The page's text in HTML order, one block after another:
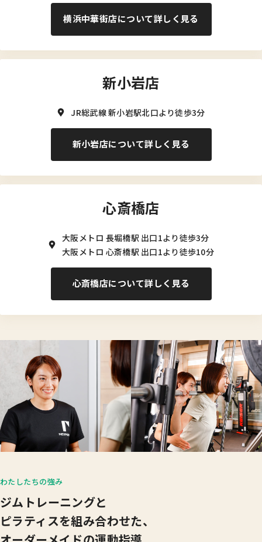
横浜中華街店について詳しく見る
新小岩店
JR総武線 新小岩駅北口より徒歩3分
新小岩店について詳しく見る
心斎橋店
大阪メトロ 長堀橋駅 出口1より徒歩3分
大阪メトロ 心斎橋駅 出口1より徒歩10分
心斎橋店について詳しく見る
わたしたちの強み
ジムトレーニングと
ピラティスを組み合わせた、